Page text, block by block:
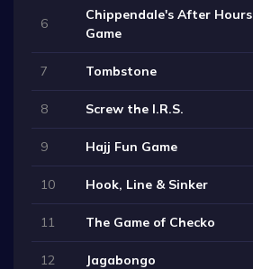
6
Chippendale's After Hours
Game
7 Tombstone
8 Screw the I.R.S.
9 Hajj Fun Game
10 Hook, Line & Sinker
11 The Game of Checko
12 Jagabongo